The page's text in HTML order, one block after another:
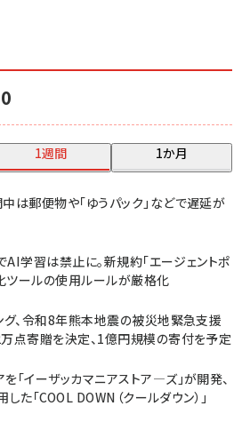
1週間 1か月
は郵便物や「ゆうパック」などで遅延が
学習は禁止に。新規約「エージェントポ
ツールの使用ルールが厳格化
グ、令和8年熊本地震の被災地緊急支援
点寄贈を決定、1億円規模の寄付を予定
「イーザッカマニアストア―ズ」が開発、
た「COOL DOWN（クールダウン）」